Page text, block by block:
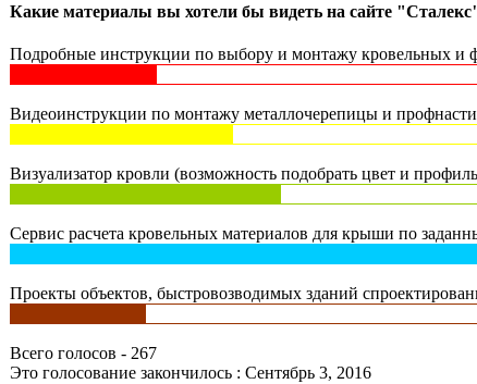
Какие материалы вы хотели бы видеть на сайте
Подробные инструкции по выбору и монтажу кровельных и
Видеоинструкции по монтажу металлочерепицы и
Визуализатор кровли (возможность подобрать цвет и
Сервис расчета кровельных материалов для крыши по
Проекты объектов, быстровозводимых зданий
Всего голосов - 267
Это голосование закончилось : Сентябрь 3, 2016